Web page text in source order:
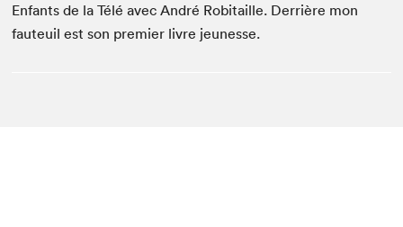
Enfants de la Télé avec André Robitaille. Derrière mon
fauteuil est son premier livre jeunesse.